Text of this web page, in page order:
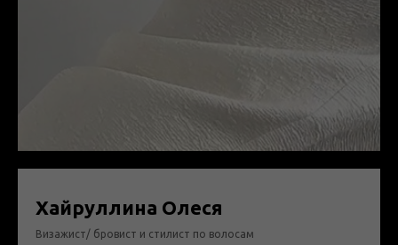
Хайруллина Олеся
Визажист/ бровист и стилист по волосам